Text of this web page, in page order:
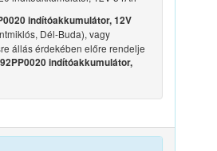
indítóakkumulátor, 12V
Dél-Buda), vagy
állás érdekében előre rendelje
indítóakkumulátor,